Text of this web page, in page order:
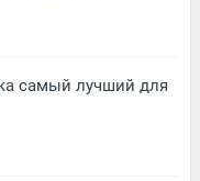
самый лучший для